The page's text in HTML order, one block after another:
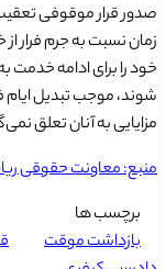
صدور قرار موقوفی
زمان نسبت به جرم فرار
خود را برای ادامه خدمت
شوند، موجب تبدیل ایام
مزایایی به آنان تعلق
منبع: معاونت حقوقی
برچسب ها
بازداشت موقت